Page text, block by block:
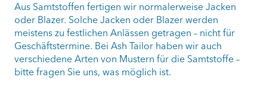
Aus Samtstoffen fertigen wir normalerweise Jacken
oder Blazer. Solche Jacken oder Blazer werden
meistens zu festlichen Anlässen getragen – nicht für
Geschäftstermine. Bei Ash Tailor haben wir auch
verschiedene Arten von Mustern für die Samtstoffe –
bitte fragen Sie uns, was möglich ist.